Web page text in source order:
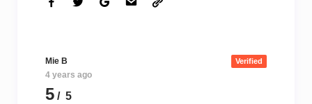
Mie B Verified
4 years ago
5 / 5